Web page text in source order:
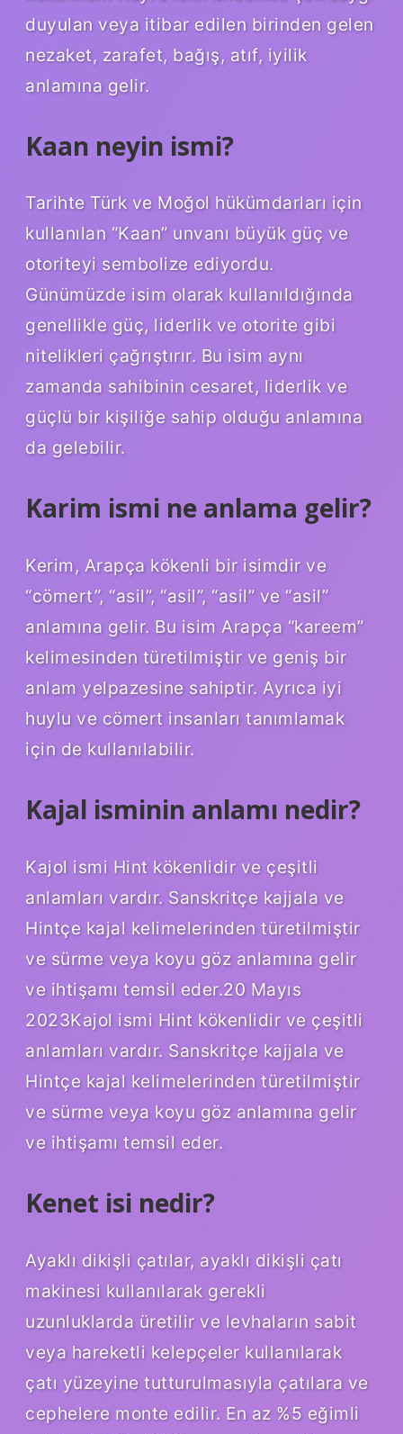
duyulan veya itibar edilen birinden gelen
nezaket, zarafet, bağış, atıf, iyilik
anlamına gelir.
Kaan neyin ismi?
Tarihte Türk ve Moğol hükümdarları için
kullanılan “Kaan” unvanı büyük güç ve
otoriteyi sembolize ediyordu.
Günümüzde isim olarak kullanıldığında
genellikle güç, liderlik ve otorite gibi
nitelikleri çağrıştırır. Bu isim aynı
zamanda sahibinin cesaret, liderlik ve
güçlü bir kişiliğe sahip olduğu anlamına
da gelebilir.
Karim ismi ne anlama gelir?
Kerim, Arapça kökenli bir isimdir ve
“cömert”, “asil”, “asil”, “asil” ve “asil”
anlamına gelir. Bu isim Arapça “kareem”
kelimesinden türetilmiştir ve geniş bir
anlam yelpazesine sahiptir. Ayrıca iyi
huylu ve cömert insanları tanımlamak
için de kullanılabilir.
Kajal isminin anlamı nedir?
Kajol ismi Hint kökenlidir ve çeşitli
anlamları vardır. Sanskritçe kajjala ve
Hintçe kajal kelimelerinden türetilmiştir
ve sürme veya koyu göz anlamına gelir
ve ihtişamı temsil eder.20 Mayıs
2023Kajol ismi Hint kökenlidir ve çeşitli
anlamları vardır. Sanskritçe kajjala ve
Hintçe kajal kelimelerinden türetilmiştir
ve sürme veya koyu göz anlamına gelir
ve ihtişamı temsil eder.
Kenet isi nedir?
Ayaklı dikişli çatılar, ayaklı dikişli çatı
makinesi kullanılarak gerekli
uzunluklarda üretilir ve levhaların sabit
veya hareketli kelepçeler kullanılarak
çatı yüzeyine tutturulmasıyla çatılara ve
cephelere monte edilir. En az %5 eğimli